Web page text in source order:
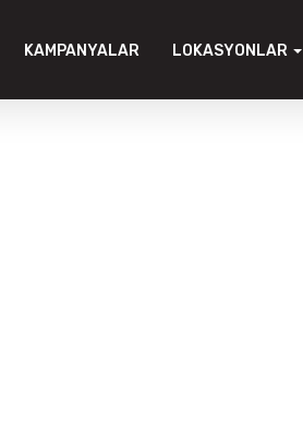
KAMPANYALAR LOKASYONLAR